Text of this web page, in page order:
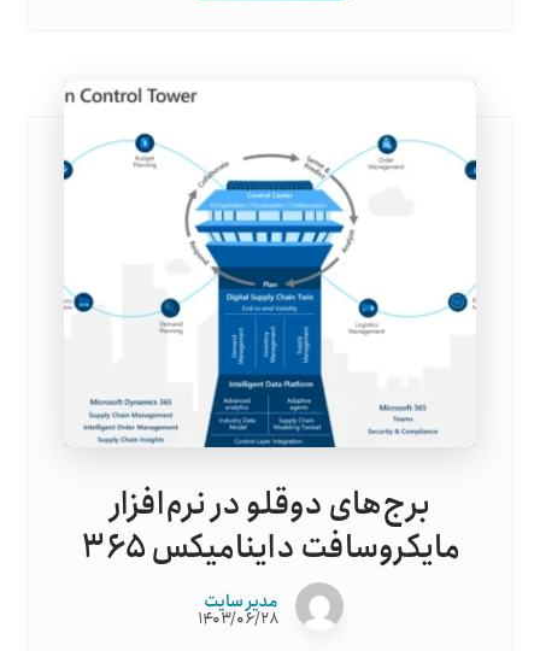
برج‌های دوقلو در نرم‌افزار
مایکروسافت داینامیکس ۳۶۵
مدیر سایت
۱۴۰۳/۰۶/۲۸